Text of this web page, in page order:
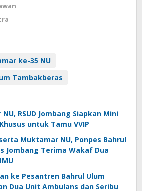
ke-35 NU
Tambakberas
RSUD Jombang Siapkan Mini
untuk Tamu VVIP
Muktamar NU, Ponpes Bahrul
Jombang Terima Wakaf Dua
ke Pesantren Bahrul Ulum
Dua Unit Ambulans dan Seribu